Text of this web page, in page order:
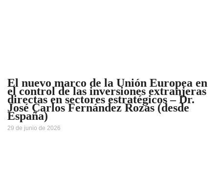
El nuevo marco de la Unión Europea en
el control de las inversiones extranjeras
directas en sectores estratégicos – Dr.
José Carlos Fernández Rozas (desde
España)
29 de junio de 2026